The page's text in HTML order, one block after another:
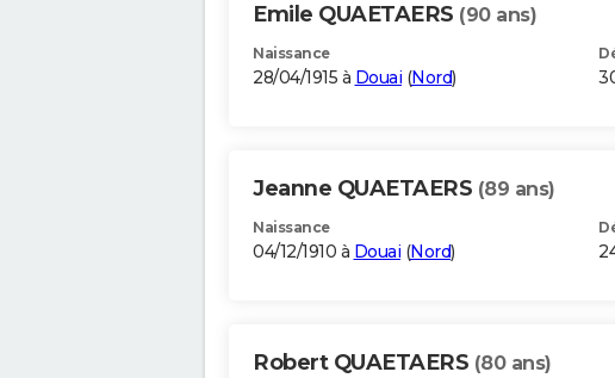
Emile QUAETAERS (90 ans)
Naissance
28/04/1915 à Douai (Nord)
Jeanne QUAETAERS (89 ans)
Naissance
04/12/1910 à Douai (Nord)
Robert QUAETAERS (80 ans)